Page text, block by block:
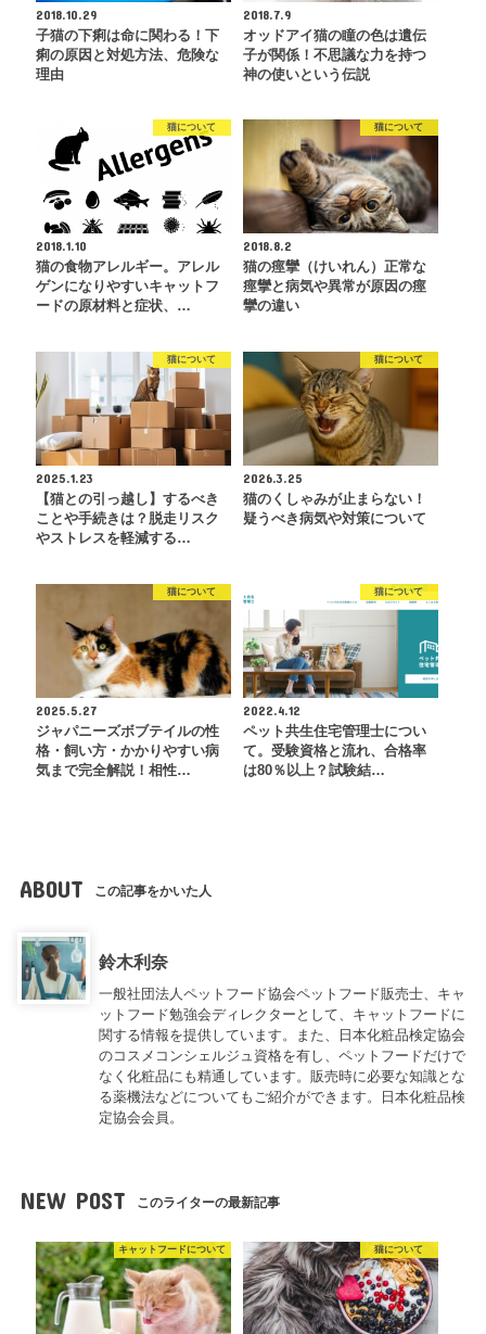
2018.10.29
子猫の下痢は命に関わる！下
痢の原因と対処方法、危険な
理由
2018.7.9
オッドアイ猫の瞳の色は遺伝
子が関係！不思議な力を持つ
神の使いという伝説
猫について
2018.1.10
猫の食物アレルギー。アレル
ゲンになりやすいキャットフ
ードの原材料と症状、…
猫について
2018.8.2
猫の痙攣（けいれん）正常な
痙攣と病気や異常が原因の痙
攣の違い
猫について
2025.1.23
【猫との引っ越し】するべき
ことや手続きは？脱走リスク
やストレスを軽減する…
猫について
2026.3.25
猫のくしゃみが止まらない！
疑うべき病気や対策について
猫について
2025.5.27
ジャパニーズボブテイルの性
格・飼い方・かかりやすい病
気まで完全解説！相性…
猫について
2022.4.12
ペット共生住宅管理士につい
て。受験資格と流れ、合格率
は80％以上？試験結…
ABOUT この記事をかいた人
鈴木利奈
一般社団法人ペットフード協会ペットフード販売士、キャ
ットフード勉強会ディレクターとして、キャットフードに
関する情報を提供しています。また、日本化粧品検定協会
のコスメコンシェルジュ資格を有し、ペットフードだけで
なく化粧品にも精通しています。販売時に必要な知識とな
る薬機法などについてもご紹介ができます。日本化粧品検
定協会会員。
NEW POST このライターの最新記事
キャットフードについて 猫について